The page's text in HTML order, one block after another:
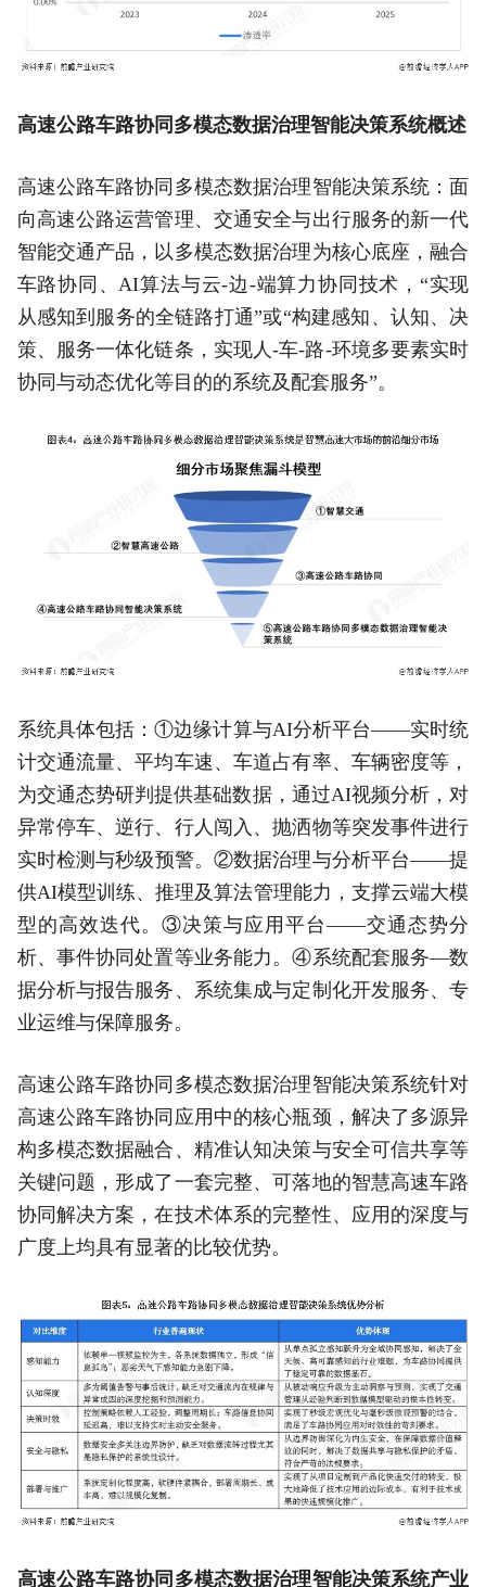
高速公路车路协同多模态数据治理智能决策系统概述
高速公路车路协同多模态数据治理智能决策系统：面
向高速公路运营管理、交通安全与出行服务的新一代
智能交通产品，以多模态数据治理为核心底座，融合
车路协同、AI算法与云-边-端算力协同技术，“实现
从感知到服务的全链路打通”或“构建感知、认知、决
策、服务一体化链条，实现人-车-路-环境多要素实时
协同与动态优化等目的的系统及配套服务”。
系统具体包括：①边缘计算与AI分析平台——实时统
计交通流量、平均车速、车道占有率、车辆密度等，
为交通态势研判提供基础数据，通过AI视频分析，对
异常停车、逆行、行人闯入、抛洒物等突发事件进行
实时检测与秒级预警。②数据治理与分析平台——提
供AI模型训练、推理及算法管理能力，支撑云端大模
型的高效迭代。③决策与应用平台——交通态势分
析、事件协同处置等业务能力。④系统配套服务—数
据分析与报告服务、系统集成与定制化开发服务、专
业运维与保障服务。
高速公路车路协同多模态数据治理智能决策系统针对
高速公路车路协同应用中的核心瓶颈，解决了多源异
构多模态数据融合、精准认知决策与安全可信共享等
关键问题，形成了一套完整、可落地的智慧高速车路
协同解决方案，在技术体系的完整性、应用的深度与
广度上均具有显著的比较优势。
高速公路车路协同多模态数据治理智能决策系统产业